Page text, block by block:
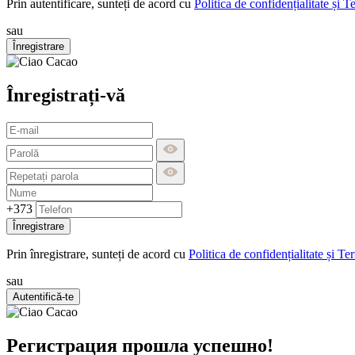
Prin autentificare, sunteți de acord cu Politica de confidențialitate și
sau
Înregistrare
Înregistrați-vă
+373
Înregistrare
Prin înregistrare, sunteți de acord cu Politica de confidențialitate și
sau
Autentifică-te
Регистрация прошла успешно!